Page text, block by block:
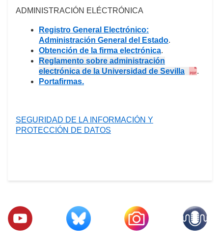
ADMINISTRACIÓN ELÉCTRÓNICA
Registro General Electrónico:
Administración General del Estado.
Obtención de la firma electrónica.
Reglamento sobre administración
electrónica de la Universidad de Sevilla
.
Portafirmas.
SEGURIDAD DE LA INFORMACIÓN Y
PROTECCIÓN DE DATOS